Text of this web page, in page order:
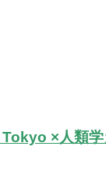
×人類学